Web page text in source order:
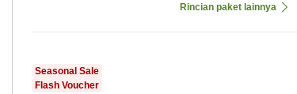
Rincian paket lainnya
Seasonal Sale
Flash Voucher